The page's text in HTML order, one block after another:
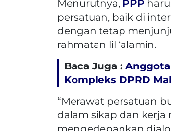
Menurutnya, PPP
persatuan, baik di
dengan tetap
rahmatan lil ‘alamin.
Baca Juga :
Kompleks DPRD
“Merawat persatuan
dalam sikap dan kerja
mengedepankan